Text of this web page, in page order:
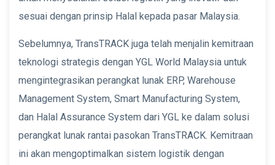
sesuai dengan prinsip Halal kepada pasar Malaysia.
Sebelumnya, TransTRACK juga telah menjalin kemitraan
teknologi strategis dengan YGL World Malaysia untuk
mengintegrasikan perangkat lunak ERP, Warehouse
Management System, Smart Manufacturing System,
dan Halal Assurance System dari YGL ke dalam solusi
perangkat lunak rantai pasokan TransTRACK. Kemitraan
ini akan mengoptimalkan sistem logistik dengan